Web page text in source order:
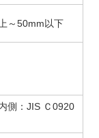
～50mm以下
側：JIS Ｃ0920